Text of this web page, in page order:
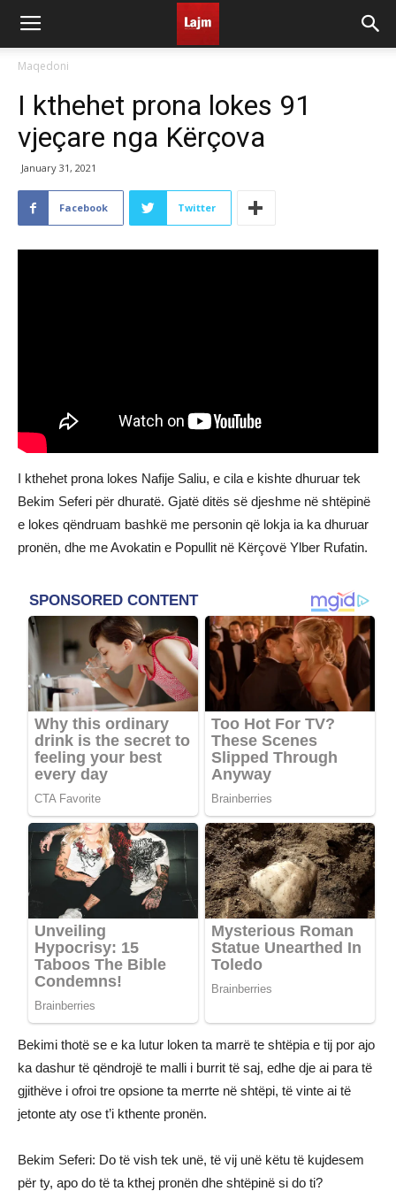
Maqedoni
I kthehet prona lokes 91
vjeçare nga Kërçova
January 31, 2021
Facebook Twitter
I kthehet prona lokes Nafije Saliu, e cila e kishte dhuruar tek
Bekim Seferi për dhuratë. Gjatë ditës së djeshme në shtëpinë
e lokes qëndruam bashkë me personin që lokja ia ka dhuruar
pronën, dhe me Avokatin e Popullit në Kërçovë Ylber Rufatin.
Bekimi thotë se e ka lutur loken ta marrë te shtëpia e tij por ajo
ka dashur të qëndrojë te malli i burrit të saj, edhe dje ai para të
gjithëve i ofroi tre opsione ta merrte në shtëpi, të vinte ai të
jetonte aty ose t’i kthente pronën.
Bekim Seferi: Do të vish tek unë, të vij unë këtu të kujdesem
për ty, apo do të ta kthej pronën dhe shtëpinë si do ti?